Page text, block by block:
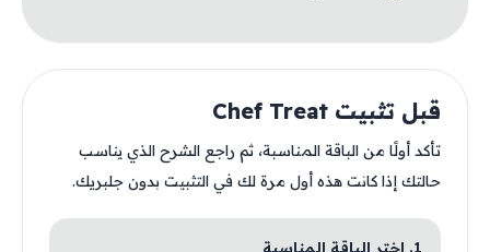
قبل تثبيت Chef Treat
تأكد أولًا من الباقة المناسبة، ثم راجع الشرح الذي يناسب
حالتك إذا كانت هذه أول مرة لك في التثبيت بدون جلبريك.
1. اختر الباقة المناسبة